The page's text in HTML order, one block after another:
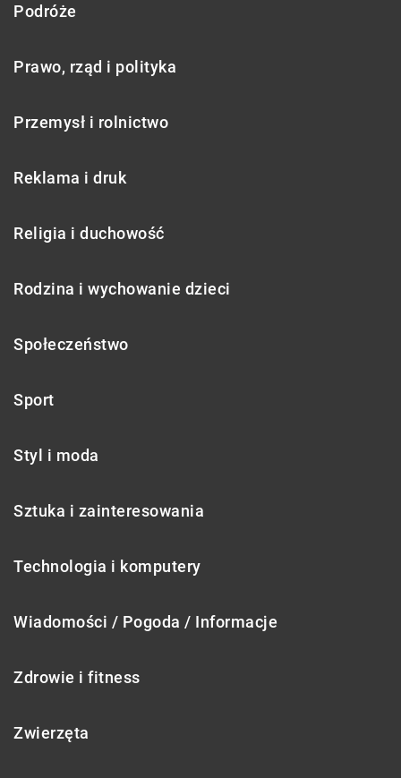
Podróże
Prawo, rząd i polityka
Przemysł i rolnictwo
Reklama i druk
Religia i duchowość
Rodzina i wychowanie dzieci
Społeczeństwo
Sport
Styl i moda
Sztuka i zainteresowania
Technologia i komputery
Wiadomości / Pogoda / Informacje
Zdrowie i fitness
Zwierzęta